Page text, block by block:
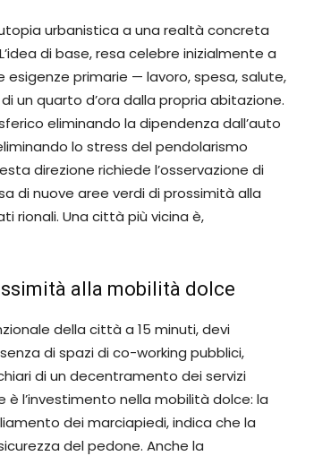
urbanistica a una realtà concreta
di base, resa celebre inizialmente a
primarie — lavoro, spesa, salute,
un quarto d’ora dalla propria abitazione.
eliminando la dipendenza dall’auto
lo stress del pendolarismo
direzione richiede l’osservazione di
di nuove aree verdi di prossimità alla
rionali. Una città più vicina è,
alla mobilità dolce
della città a 15 minuti, devi
di spazi di co-working pubblici,
di un decentramento dei servizi
l’investimento nella mobilità dolce: la
dei marciapiedi, indica che la
del pedone. Anche la